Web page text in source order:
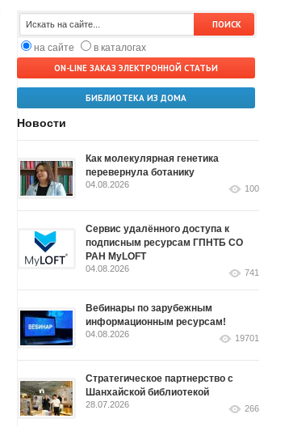
на сайте
в каталогах
ON-LINE ЗАКАЗ ЭЛЕКТРОННОЙ СТАТЬИ
БИБЛИОТЕКА ИЗ ДОМА
Новости
Как молекулярная генетика
перевернула ботанику
04.08.2026 100
Сервис удалённого доступа к
подписным ресурсам ГПНТБ СО
РАН MyLOFT
04.08.2026 741
Вебинары по зарубежным
информационным ресурсам!
04.08.2026 19701
Стратегическое партнерство с
Шанхайской библиотекой
28.07.2026 266